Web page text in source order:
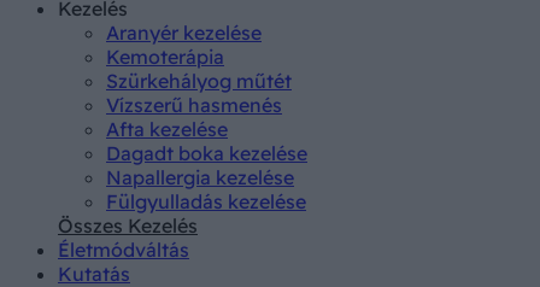
Kezelés
Aranyér kezelése
Kemoterápia
Szürkehályog műtét
Vízszerű hasmenés
Afta kezelése
Dagadt boka kezelése
Napallergia kezelése
Fülgyulladás kezelése
Összes Kezelés
Életmódváltás
Kutatás